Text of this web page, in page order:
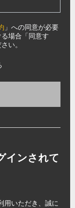
」への同意が必要
場合「同意す
い。
インされて
用いただき、誠に